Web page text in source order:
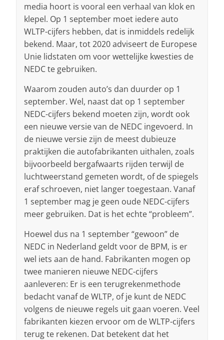
media hoort is vooral een verhaal van klok en
klepel. Op 1 september moet iedere auto
WLTP-cijfers hebben, dat is inmiddels redelijk
bekend. Maar, tot 2020 adviseert de Europese
Unie lidstaten om voor wettelijke kwesties de
NEDC te gebruiken.
Waarom zouden auto’s dan duurder op 1
september. Wel, naast dat op 1 september
NEDC-cijfers bekend moeten zijn, wordt ook
een nieuwe versie van de NEDC ingevoerd. In
de nieuwe versie zijn de meest dubieuze
praktijken die autofabrikanten uithalen, zoals
bijvoorbeeld bergafwaarts rijden terwijl de
luchtweerstand gemeten wordt, of de spiegels
eraf schroeven, niet langer toegestaan. Vanaf
1 september mag je geen oude NEDC-cijfers
meer gebruiken. Dat is het echte “probleem”.
Hoewel dus na 1 september “gewoon” de
NEDC in Nederland geldt voor de BPM, is er
wel iets aan de hand. Fabrikanten mogen op
twee manieren nieuwe NEDC-cijfers
aanleveren: Er is een terugrekenmethode
bedacht vanaf de WLTP, of je kunt de NEDC
volgens de nieuwe regels uit gaan voeren. Veel
fabrikanten kiezen ervoor om de WLTP-cijfers
terug te rekenen. Dat betekent dat het